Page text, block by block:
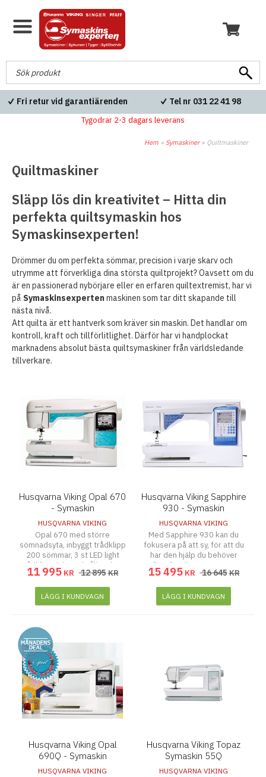
Fri retur vid garantiärenden Tel nr 031 22 41 98
Tygodrar 2-3 dagars leverans
Hem » Symaskiner» Quiltmaskiner
Quiltmaskiner
Släpp lös din kreativitet – Hitta din
perfekta quiltsymaskin hos
Symaskinsexperten!
Drömmer du om perfekta sömmar, precision i varje skarv och
utrymme att förverkliga dina största quiltprojekt? Oavsett om du
är en passionerad nybörjare eller en erfaren quiltextremist, har vi
på Symaskinsexpertenmaskinen som tar ditt skapande till
nästa nivå.
Att quilta är ett hantverk som kräver sin maskin. Det handlar om
kontroll, kraft och tillförlitlighet. Därför har vi handplockat
marknadens absolut bästa quiltsymaskiner från världsledande
tillverkare.
Husqvarna Viking Opal 670
- Symaskin
HUSQVARNA VIKING
Opal 670 med större
sömnadsyta, inbyggt trådklipp
200 sömmar, 3 st LED light
trådklipp, inbyggd nåliträdare
och mycket mera. Bästa köp
enligt Consumers Digerst i
USA!!
11 995 KR 12 895KR
LÄGG I KUNDVAGN
Husqvarna Viking Sapphire
930 - Symaskin
HUSQVARNA VIKING
Med Sapphire 930 kan du
fokusera på att sy, för att du
har den hjälp du behöver
framför dig! EXCLUSIVE
SENSOR SYSTEM™-TEKNIK –
Systemet känner automatiskt
av tygtjockleken medan du syr
och anpassar sig efter den så
15 495 KR 16 645KR
LÄGG I KUNDVAGN
Husqvarna Viking Opal
690Q - Symaskin
HUSQVARNA VIKING
Husqvarna Viking Topaz
Symaskin 55Q
HUSQVARNA VIKING